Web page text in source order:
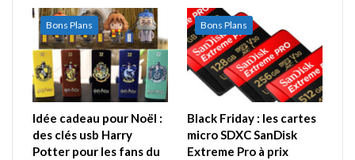
Bons Plans
Idée cadeau pour Noël :
des clés usb Harry
Potter pour les fans du
Bons Plans
Black Friday : les cartes
micro SDXC SanDisk
Extreme Pro à prix